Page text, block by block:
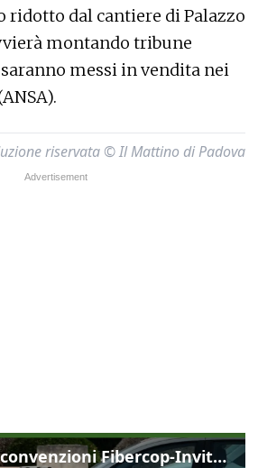
ridotto dal cantiere di Palazzo
montando tribune
messi in vendita nei
riservata © Il Mattino di Padova
Sottoscritte le convenzioni Fibercop-Invitalia, fibra ottica per 477 mila civici